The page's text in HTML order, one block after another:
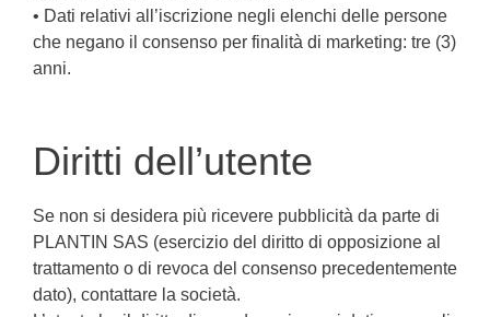
• Dati relativi all’iscrizione negli elenchi delle persone
che negano il consenso per finalità di marketing: tre (3)
anni.
Diritti dell’utente
Se non si desidera più ricevere pubblicità da parte di
PLANTIN SAS (esercizio del diritto di opposizione al
trattamento o di revoca del consenso precedentemente
dato), contattare la società.